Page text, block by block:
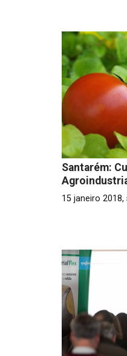
Santarém:
15 janeiro